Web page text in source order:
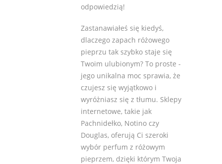
odpowiedzią!
Zastanawiałeś się kiedyś,
dlaczego zapach różowego
pieprzu tak szybko staje się
Twoim ulubionym? To proste -
jego unikalna moc sprawia, że
czujesz się wyjątkowo i
wyróżniasz się z tłumu. Sklepy
internetowe, takie jak
Pachnidełko, Notino czy
Douglas, oferują Ci szeroki
wybór perfum z różowym
pieprzem, dzięki którym Twoja